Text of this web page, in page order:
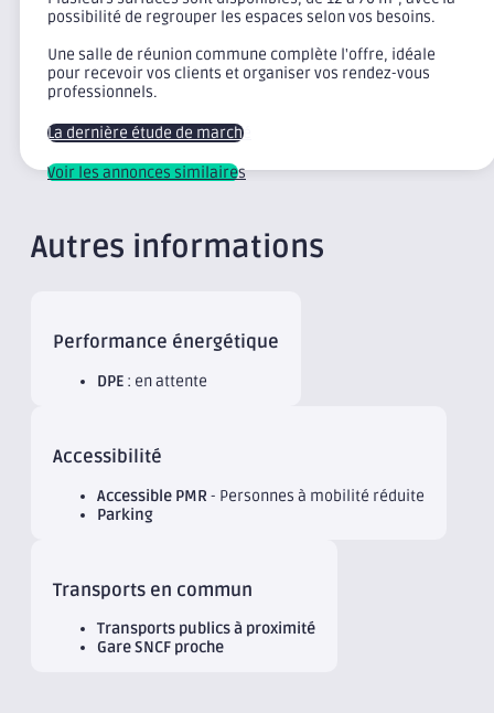
possibilité de regrouper les espaces selon vos besoins.
Une salle de réunion commune complète l'offre, idéale
pour recevoir vos clients et organiser vos rendez-vous
professionnels.
La dernière étude de marché
Voir les annonces similaires
Autres informations
Performance énergétique
DPE : en attente
Accessibilité
Accessible PMR - Personnes à mobilité réduite
Parking
Transports en commun
Transports publics à proximité
Gare SNCF proche